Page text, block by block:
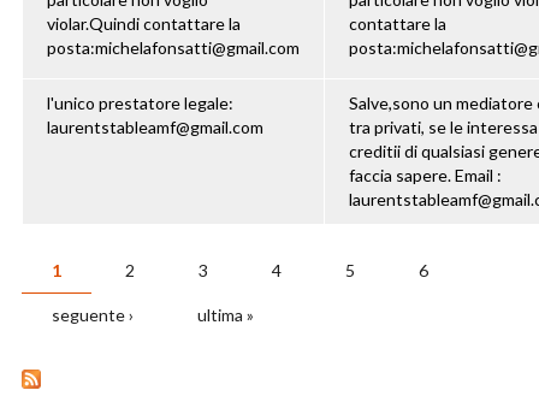
violar.Quindi contattare la
posta:michelafonsatti@gmail.com
contattare la
l'unico prestatore legale:
laurentstableamf@gmail.com
Salve,sono un mediatore
tra privati, se le
creditii di qualsiasi
faccia sapere. Email :
PAGINE
1 2 3 4 5 6
seguente › ultima »